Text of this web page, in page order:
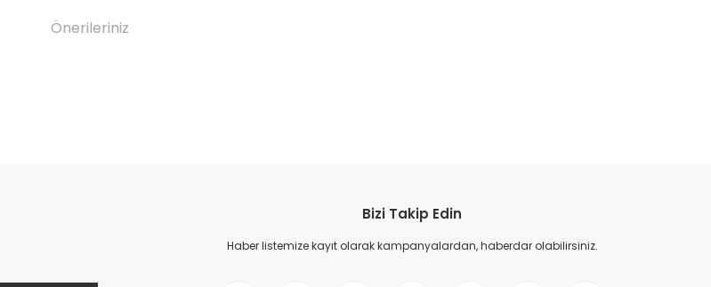
Önerileriniz
Bizi Takip Edin
Haber listemize kayıt olarak kampanyalardan, haberdar olabilirsiniz.